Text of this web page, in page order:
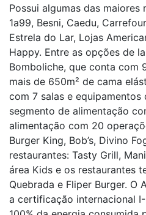
Possui algumas das
1a99, Besni, Caedu,
Estrela do Lar, Lojas
Happy. Entre as opções de
Bomboliche, que conta com
mais de 650m² de cama
com 7 salas e
segmento de alimentação
alimentação com 20
Burger King, Bob’s, Divino
restaurantes: Tasty Grill,
área Kids e os restaurantes
Quebrada e Fliper Burger. O
a certificação internacional